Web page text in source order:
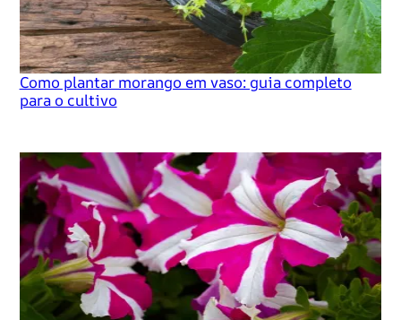
Como plantar morango em vaso: guia completo
para o cultivo